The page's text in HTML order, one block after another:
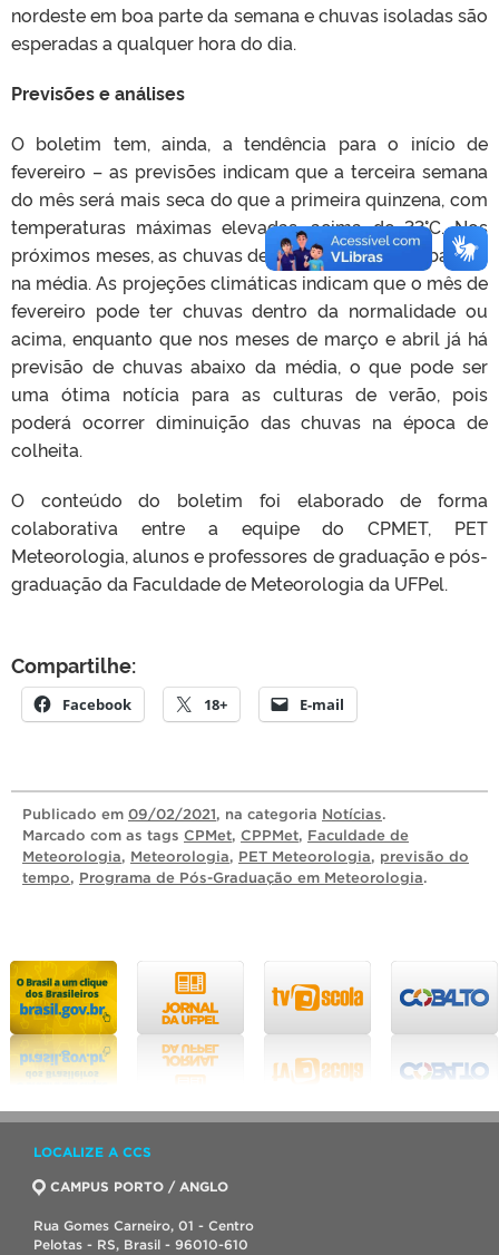
nordeste em boa parte da semana e chuvas isoladas são
esperadas a qualquer hora do dia.
Previsões e análises
O boletim tem, ainda, a tendência para o início de
fevereiro – as previsões indicam que a terceira semana
do mês será mais seca do que a primeira quinzena, com
temperaturas máximas elevadas, acima de 33°C. Nos
próximos meses, as chuvas deverão estar entre abaixo e
na média. As projeções climáticas indicam que o mês de
fevereiro pode ter chuvas dentro da normalidade ou
acima, enquanto que nos meses de março e abril já há
previsão de chuvas abaixo da média, o que pode ser
uma ótima notícia para as culturas de verão, pois
poderá ocorrer diminuição das chuvas na época de
colheita.
O conteúdo do boletim foi elaborado de forma
colaborativa entre a equipe do CPMET, PET
Meteorologia, alunos e professores de graduação e pós-
graduação da Faculdade de Meteorologia da UFPel.
Compartilhe:
Facebook 18+ E-mail
Publicado em 09/02/2021, na categoria Notícias.
Marcado com as tags CPMet, CPPMet, Faculdade de
Meteorologia, Meteorologia, PET Meteorologia, previsão do
tempo, Programa de Pós-Graduação em Meteorologia.
LOCALIZE A CCS
CAMPUS PORTO / ANGLO
Rua Gomes Carneiro, 01 - Centro
Pelotas - RS, Brasil - 96010-610